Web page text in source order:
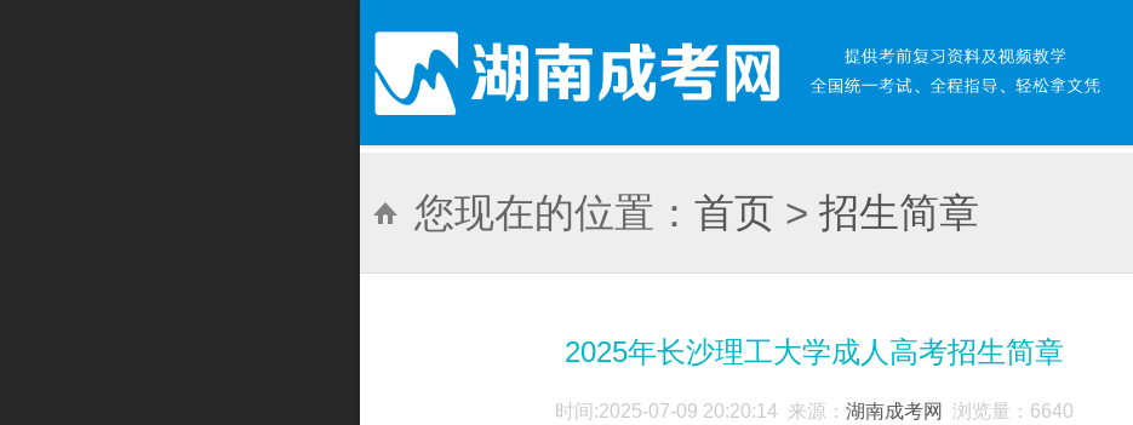
您现在的位置： 首页 > 招生简章
2025年长沙理工大学成人高考招生简章
时间:2025-07-09 20:20:14 来源： 湖南成考网 浏览量： 6640